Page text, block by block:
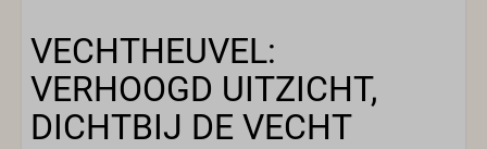
Fietsverhuur
WELLNESS
VECHTHEUVEL:
VERHOOGD UITZICHT,
DICHTBIJ DE VECHT